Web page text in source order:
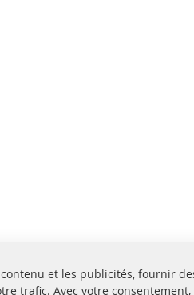
et les publicités, fournir
trafic. Avec votre